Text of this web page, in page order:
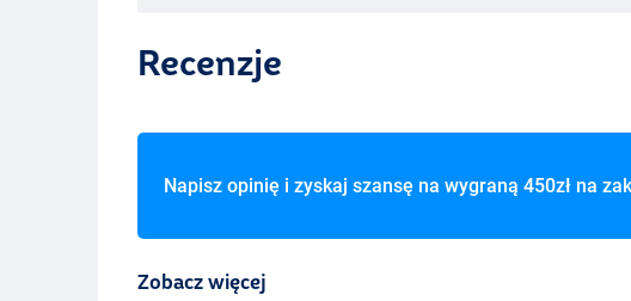
Recenzje
Napisz opinię i zyskaj szansę na wygraną 450zł na
Zobacz więcej